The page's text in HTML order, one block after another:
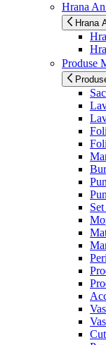
Hrana
Hrana
Produse